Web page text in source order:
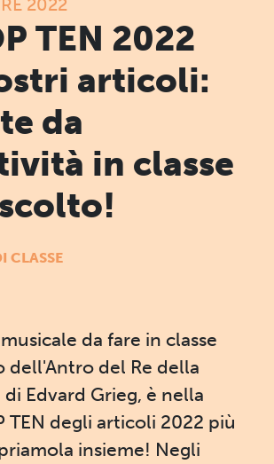
2022
TEN 2022
articoli:
da
in classe
CLASSE
da fare in classe
dell'Antro del Re della
Edvard Grieg, è nella
TEN degli articoli 2022 più
insieme! Negli